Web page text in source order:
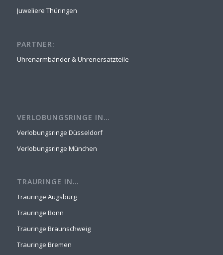
Juweliere Thüringen
PARTNER:
Uhrenarmbänder & Uhrenersatzteile
VERLOBUNGSRINGE IN…
Verlobungsringe Düsseldorf
Verlobungsringe München
TRAURINGE IN…
Trauringe Augsburg
Trauringe Bonn
Trauringe Braunschweig
Trauringe Bremen